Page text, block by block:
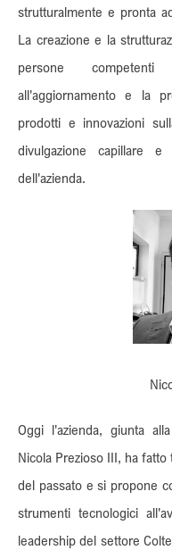
strutturalmente e pronta
La creazione e la
persone
all'aggiornamento e la
prodotti e innovazioni
divulgazione capillare
dell'azienda.
Oggi l'azienda, giunta
Nicola Prezioso III, ha
del passato e si propone
strumenti tecnologici
leadership del settore